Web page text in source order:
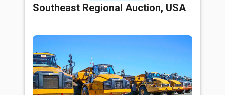
Southeast Regional Auction, USA